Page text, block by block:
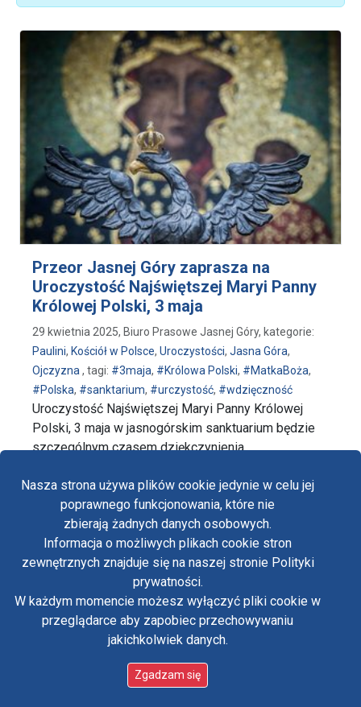
Nasza strona używa plików cookie jedynie w celu jej
poprawnego funkcjonowania, które nie
zbierają żadnych danych osobowych.
Informacja o możliwych plikach cookie stron
zewnętrznych znajduje się na naszej stronie Polityki
prywatności.
W każdym momencie możesz wyłączyć pliki cookie w
przeglądarce aby zapobiec przechowywaniu
jakichkolwiek danych.
Zgadzam się
Przeor Jasnej Góry zaprasza na
Uroczystość Najświętszej Maryi Panny
Królowej Polski, 3 maja
29 kwietnia 2025, Biuro Prasowe Jasnej Góry, kategorie:
Paulini, Kościół w Polsce, Uroczystości, Jasna Góra,
Ojczyzna, tagi: #3maja, #Królowa Polski, #MatkaBoża,
#Polska, #sanktarium, #urczystość, #wdzięczność
Uroczystość Najświętszej Maryi Panny Królowej
Polski, 3 maja w jasnogórskim sanktuarium będzie
szczególnym czasem dziękczynienia …
czytaj dalej… wpis Przeor Jasnej Góry zaprasza na Uroczystość
Polityka prywatności
Oświadczenie o dostępności
Standardy ochrony małoletnich w klasztorze OO.